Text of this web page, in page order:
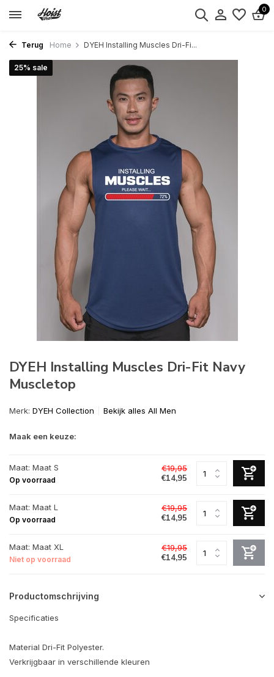
0
Terug Home DYEH Installing Muscles Dri-Fi...
DYEH Installing Muscles Dri-Fit Navy
Muscletop
25% sale
Merk: DYEH Collection Bekijk alles All Men
Maak een keuze:
Maat: Maat S
Op voorraad
€19,95
€14,95
Maat: Maat L
Op voorraad
€19,95
€14,95
Maat: Maat XL
Niet op voorraad
€19,95
€14,95
Productomschrijving
Specificaties
Material Dri-Fit Polyester.
Verkrijgbaar in verschillende kleuren